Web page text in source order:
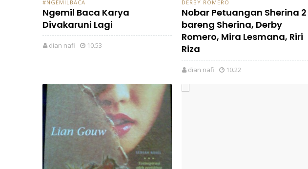
#NGEMILBACA
Ngemil Baca Karya
Divakaruni Lagi
dian nafi 10.53
DERBY ROMERO
Nobar Petuangan Sherina 2
bareng Sherina, Derby
Romero, Mira Lesmana, Riri
Riza
dian nafi 10.22